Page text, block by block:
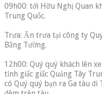
09h00: tới Hữu Nghị Quan
Trung Quốc.
Trưa: Ăn trưa tại công ty
Bằng Tường.
12h00: Quý quý khách lên
tỉnh giấc giấc Quảng Tây
có Quý quý bạn ra Ga tàu đi